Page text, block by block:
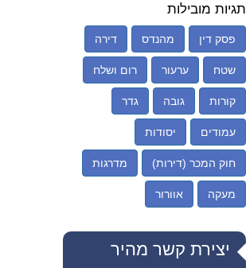
תגיות מובילות
פסק דין מהנדס דירה
שטח ערעור רום ושלח
קורות גובה גדר
עמודים יסודות
חוק המכר (דירות) מדרגות
מעקה אוורור
יצירת קשר מהיר